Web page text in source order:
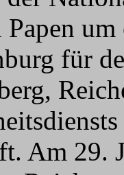
für
Am 29.